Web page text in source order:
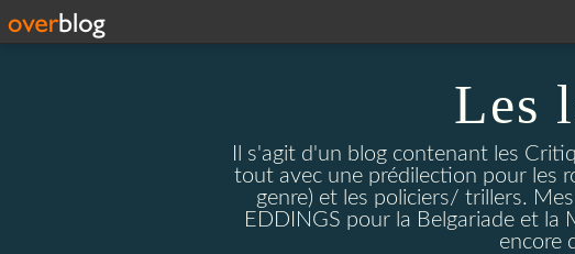
Les
Il s'agit d'un blog contenant les
tout avec une prédilection pour les
genre) et les policiers/ trillers.
EDDINGS pour la Belgariade et la
encore